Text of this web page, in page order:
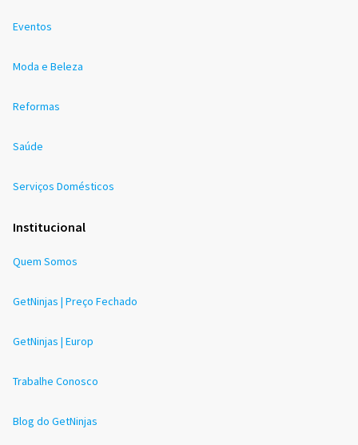
Eventos
Moda e Beleza
Reformas
Saúde
Serviços Domésticos
Institucional
Quem Somos
GetNinjas | Preço Fechado
GetNinjas | Europ
Trabalhe Conosco
Blog do GetNinjas